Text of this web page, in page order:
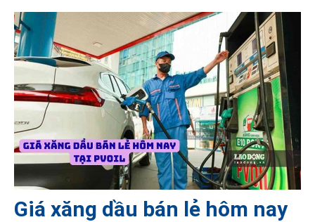
Giá xăng dầu bán lẻ hôm nay